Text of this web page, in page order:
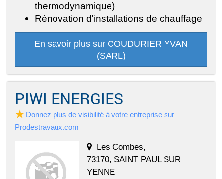
thermodynamique)
Rénovation d'installations de chauffage
En savoir plus sur COUDURIER YVAN
(SARL)
PIWI ENERGIES
Donnez plus de visibilité à votre entreprise sur
Prodestravaux.com
Les Combes,
73170, SAINT PAUL SUR
YENNE